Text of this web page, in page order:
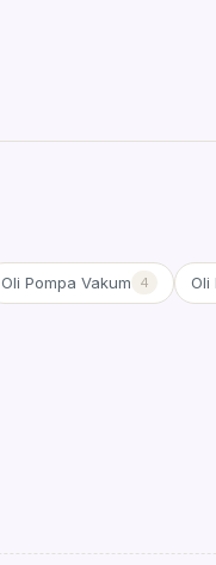
Oli Pompa Vakum 4 Oli